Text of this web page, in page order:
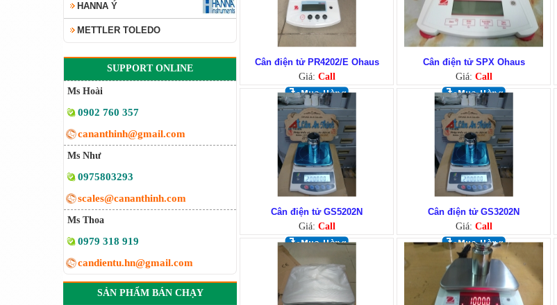
HANNA Ý
METTLER TOLEDO
SUPPORT ONLINE
Ms Hoài
0902 760 357
cananthinh@gmail.com
Ms Như
0975803293
scales@cananthinh.com
Ms Thoa
0979 318 919
candientu.hn@gmail.com
SẢN PHẨM BÁN CHẠY
Cân điện tử PR4202/E Ohaus
Giá: Call
Cân điện tử SPX Ohaus
Giá: Call
Cân điện tử GS5202N
Giá: Call
Cân điện tử GS3202N
Giá: Call